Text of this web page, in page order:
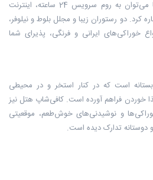
گرفته شده است که از میان آنها می‌توان به روم سرویس 24 ساعته، اینترنت
کرد. دو رستوران زیبا و مجلل بلوط و نیلوفر،
خوراکی‌های ایرانی و فرنگی، پذیرای شما
است که در کنار استخر و در محیطی
خوردن فراهم آورده است. کافی‌شاپ هتل نیز
و نوشیدنی‌های خوش‌طعم، موقعیتی
دوستانه تدارک دیده است.